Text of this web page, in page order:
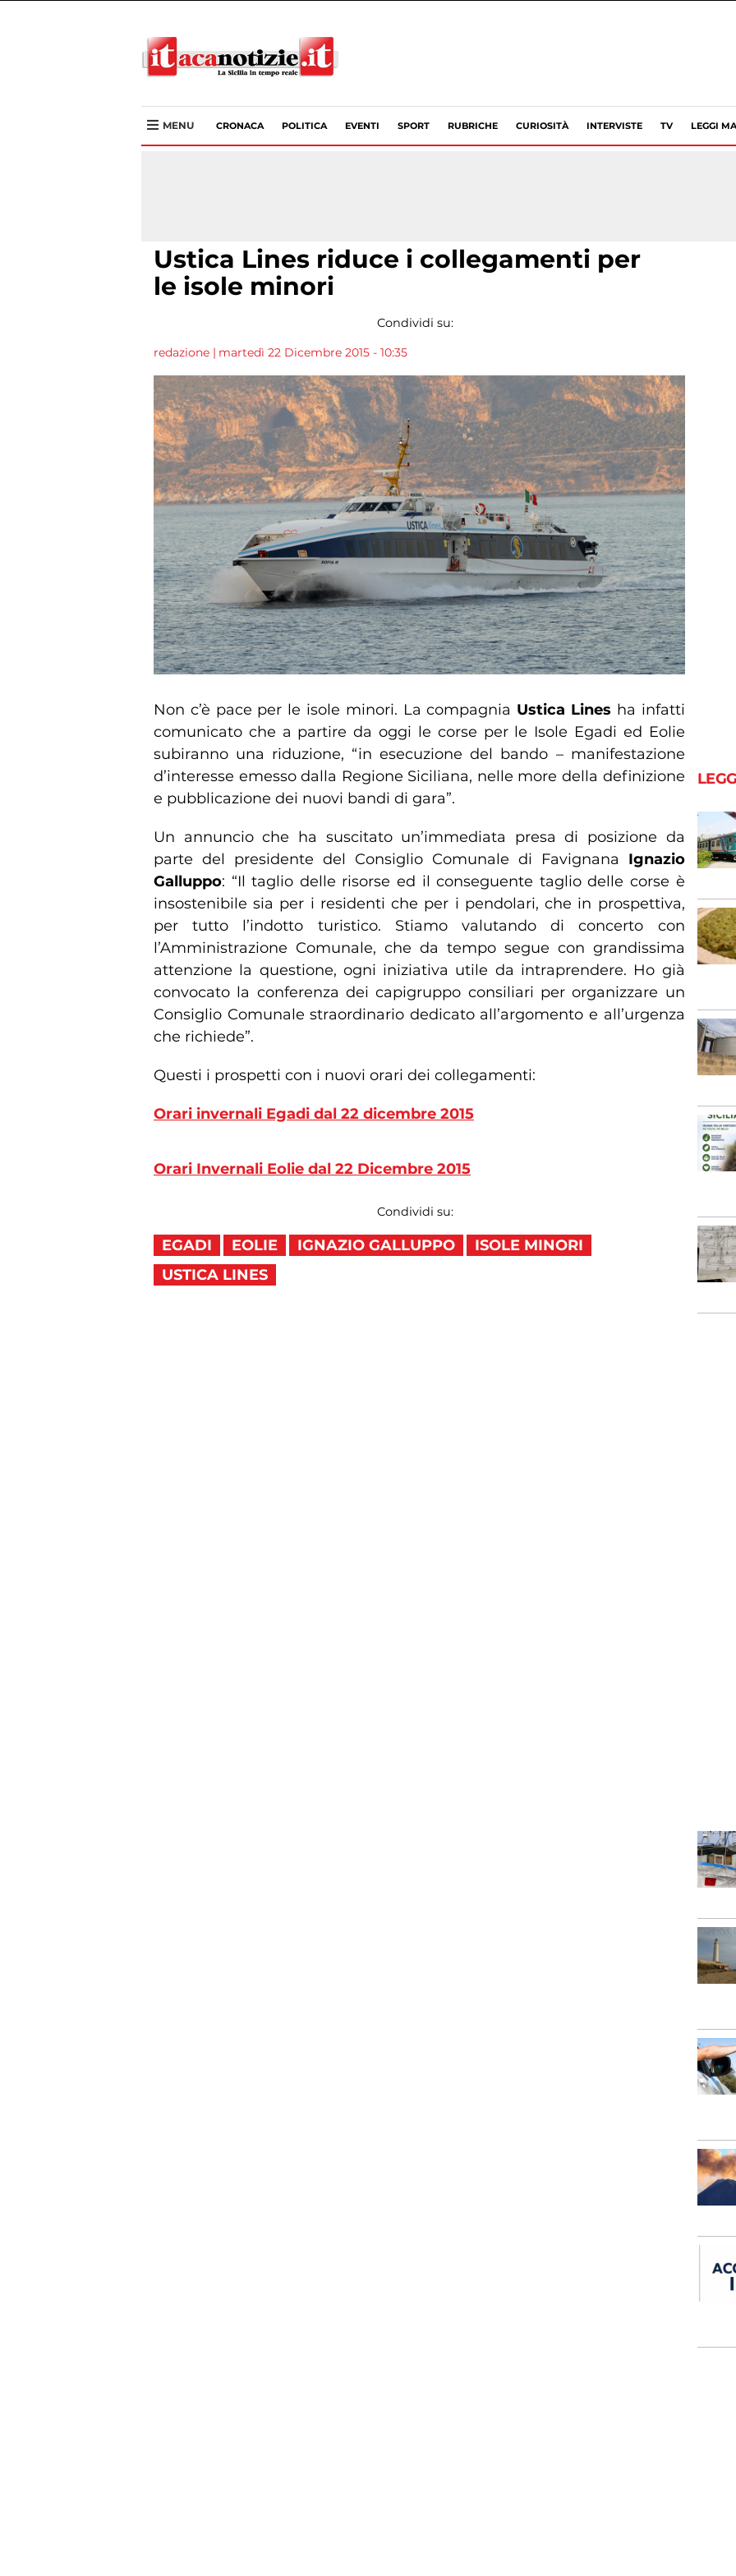
MENU CRONACA POLITICA EVENTI SPORT RUBRICHE CURIOSITÀ INTERVISTE TV LEGGI
Ustica Lines riduce i collegamenti per
le isole minori
Condividi su:
redazione | martedì 22 Dicembre 2015 - 10:35
Non c’è pace per le isole minori. La compagnia Ustica Lines ha infatti
comunicato che a partire da oggi le corse per le Isole Egadi ed Eolie
subiranno una riduzione, “in esecuzione del bando – manifestazione
d’interesse emesso dalla Regione Siciliana, nelle more della definizione
e pubblicazione dei nuovi bandi di gara”.
Un annuncio che ha suscitato un’immediata presa di posizione da
parte del presidente del Consiglio Comunale di Favignana Ignazio
Galluppo: “Il taglio delle risorse ed il conseguente taglio delle corse è
insostenibile sia per i residenti che per i pendolari, che in prospettiva,
per tutto l’indotto turistico. Stiamo valutando di concerto con
l’Amministrazione Comunale, che da tempo segue con grandissima
attenzione la questione, ogni iniziativa utile da intraprendere. Ho già
convocato la conferenza dei capigruppo consiliari per organizzare un
Consiglio Comunale straordinario dedicato all’argomento e all’urgenza
che richiede”.
Questi i prospetti con i nuovi orari dei collegamenti:
Orari invernali Egadi dal 22 dicembre 2015
Orari Invernali Eolie dal 22 Dicembre 2015
Condividi su:
EGADI EOLIE IGNAZIO GALLUPPO
ISOLE MINORI
USTICA LINES